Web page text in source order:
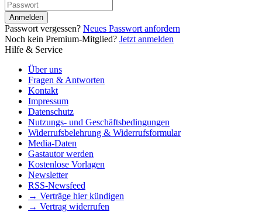
Anmelden
Passwort vergessen? Neues Passwort anfordern
Noch kein Premium-Mitglied? Jetzt anmelden
Hilfe & Service
Über uns
Fragen & Antworten
Kontakt
Impressum
Datenschutz
Nutzungs- und Geschäftsbedingungen
Widerrufsbelehrung & Widerrufsformular
Media-Daten
Gastautor werden
Kostenlose Vorlagen
Newsletter
RSS-Newsfeed
→ Verträge hier kündigen
→ Vertrag widerrufen